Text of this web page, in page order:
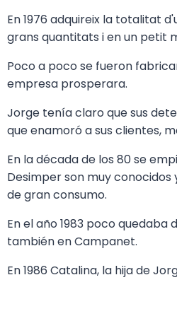
En 1976 adquireix la totalitat
grans quantitats i en un petit
Poco a poco se fueron
empresa prosperara.
Jorge tenía claro que sus
que enamoró a sus clientes,
En la década de los 80 se
Desimper son muy
de gran consumo.
En el año 1983 poco
también en Campanet.
En 1986 Catalina, la hija de